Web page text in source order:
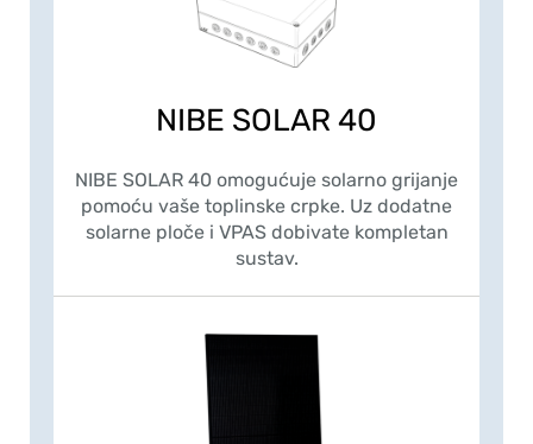
NIBE SOLAR 40
NIBE SOLAR 40 omogućuje solarno grijanje
pomoću vaše toplinske crpke. Uz dodatne
solarne ploče i VPAS dobivate kompletan
sustav.